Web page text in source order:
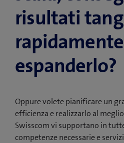
risultati
espanderlo?
Oppure volete pianificare un
efficienza e realizzarlo al
Swisscom vi supportano in
competenze necessarie e